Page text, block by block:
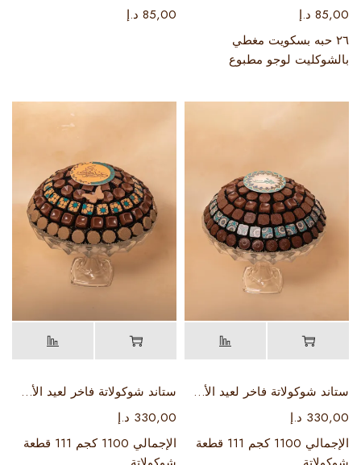
85,00 د.إ
٢٦ حبه بسكويت مغطي
بالشوكليت لوجو مطبوع
85,00 د.إ
ستاند شوكولاتة فاخر لعيد الأضحى 2
330,00 د.إ
الإجمالي 1100 كجم 111 قطعة
ستاند شوكولاتة فاخر لعيد الأضحى 4
330,00 د.إ
الإجمالي 1100 كجم 111 قطعة